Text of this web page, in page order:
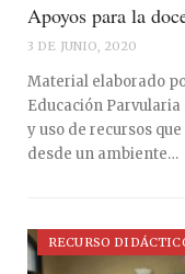
Apoyos para la
3 DE JUNIO, 2020
Material elaborado
Educación
y uso de recursos
desde un ambiente…
RECURSO